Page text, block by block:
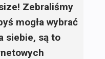
Zebraliśmy
mogła wybrać
siebie, są to